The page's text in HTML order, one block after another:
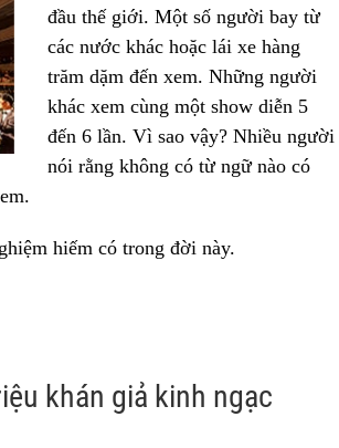
đầu thế giới. Một số người bay từ
các nước khác hoặc lái xe hàng
trăm dặm đến xem. Những người
khác xem cùng một show diễn 5
đến 6 lần. Vì sao vậy? Nhiều người
nói rằng không có từ ngữ nào có
hiếm có trong đời này.
khán giả kinh ngạc